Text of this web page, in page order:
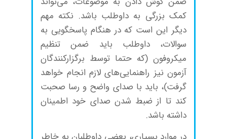
کمک بزرگی به داوطلب باشد. نکته مهم
دیگر این است که در هنگام پاسخگویی به
سوالات، داوطلب باید ضمن تنظیم
میکروفون (که حتما توسط برگزارکنندگان
آزمون نیز راهنمایی‌های لازم انجام خواهد
گرفت)، باید با صدای واضح و رسا صحبت
کند تا از ضبط شدن صدای خود اطمینان
داشته باشد.